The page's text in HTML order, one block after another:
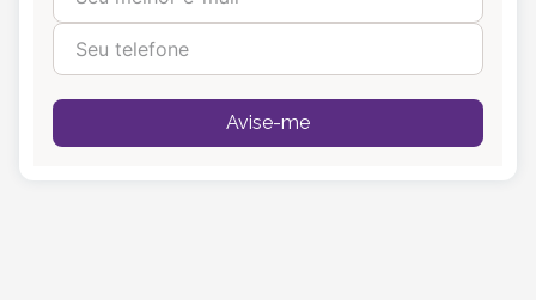
Avise-me